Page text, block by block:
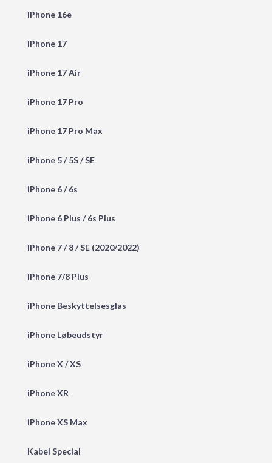
iPhone 16e
iPhone 17
iPhone 17 Air
iPhone 17 Pro
iPhone 17 Pro Max
iPhone 5 / 5S / SE
iPhone 6 / 6s
iPhone 6 Plus / 6s Plus
iPhone 7 / 8 / SE (2020/2022)
iPhone 7/8 Plus
iPhone Beskyttelsesglas
iPhone Løbeudstyr
iPhone X / XS
iPhone XR
iPhone XS Max
Kabel Special